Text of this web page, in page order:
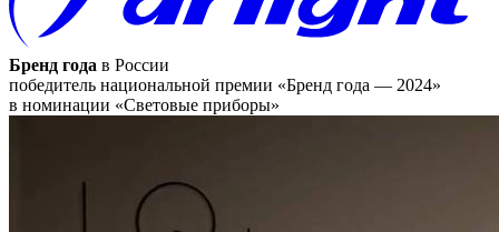
Бренд года в России
победитель национальной премии «Бренд года — 2024»
в номинации «Световые приборы»